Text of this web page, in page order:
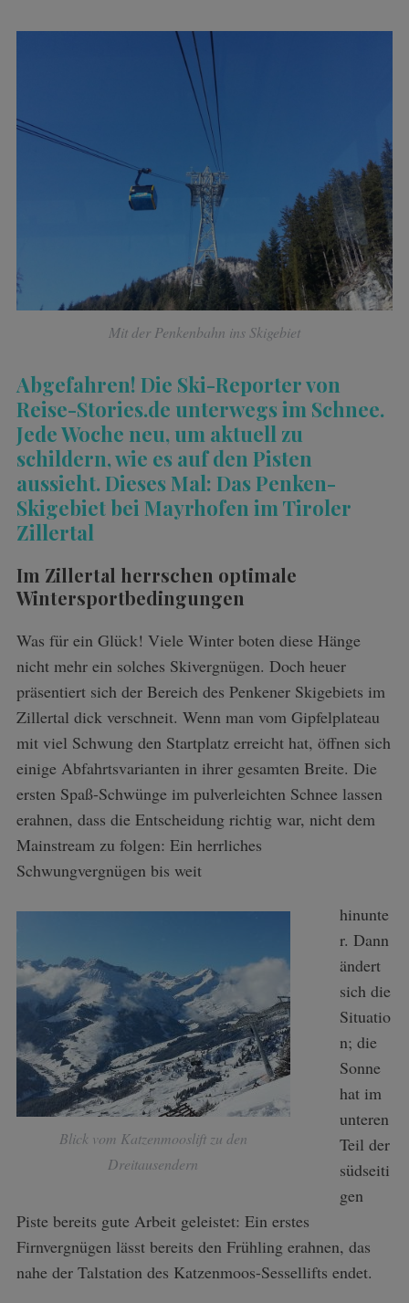
Mit der Penkenbahn ins Skigebiet
Abgefahren! Die Ski-Reporter von
Reise-Stories.de unterwegs im Schnee.
Jede Woche neu, um aktuell zu
schildern, wie es auf den Pisten
aussieht. Dieses Mal: Das Penken-
Skigebiet bei Mayrhofen im Tiroler
Zillertal
Im Zillertal herrschen optimale
Wintersportbedingungen
Was für ein Glück! Viele Winter boten diese Hänge
nicht mehr ein solches Skivergnügen. Doch heuer
präsentiert sich der Bereich des Penkener Skigebiets im
Zillertal dick verschneit. Wenn man vom Gipfelplateau
mit viel Schwung den Startplatz erreicht hat, öffnen sich
einige Abfahrtsvarianten in ihrer gesamten Breite. Die
ersten Spaß-Schwünge im pulverleichten Schnee lassen
erahnen, dass die Entscheidung richtig war, nicht dem
Mainstream zu folgen: Ein herrliches
Schwungvergnügen bis weit
Blick vom Katzenmooslift zu den
Dreitausendern
hinunte
r. Dann
ändert
sich die
Situatio
n; die
Sonne
hat im
unteren
Teil der
südseiti
gen
Piste bereits gute Arbeit geleistet: Ein erstes
Firnvergnügen lässt bereits den Frühling erahnen, das
nahe der Talstation des Katzenmoos-Sessellifts endet.